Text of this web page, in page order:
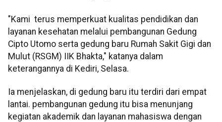
"Kami terus memperkuat kualitas pendidikan dan
layanan kesehatan melalui pembangunan Gedung
Cipto Utomo serta gedung baru Rumah Sakit Gigi dan
Mulut (RSGM) IIK Bhakta," katanya dalam
keterangannya di Kediri, Selasa.
Ia menjelaskan, di gedung baru itu terdiri dari empat
lantai. pembangunan gedung itu bisa menunjang
kegiatan akademik dan layanan mahasiswa dengan